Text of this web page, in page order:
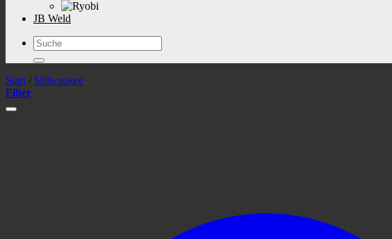
JB Weld
Suchen
nach:
Start / Milwaukee
Filter